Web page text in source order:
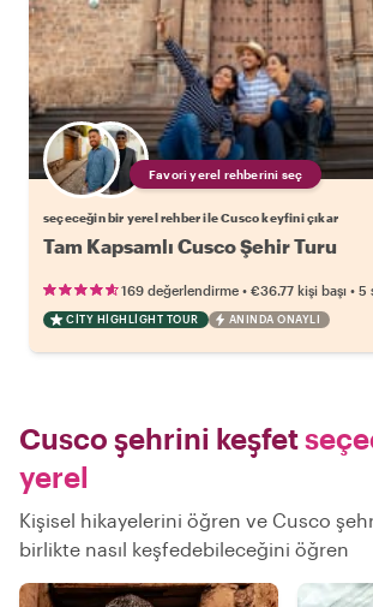
Favori yerel rehberini seç
seçeceğin bir yerel rehber ile Cusco keyfini çıkar
Tam Kapsamlı Cusco Şehir Turu
169 değerlendirme • €36.77 kişi başı • 5
CITY HIGHLIGHT TOUR ANINDA ONAYLI
Cusco şehrini keşfet
yerel
Kişisel hikayelerini öğren ve Cusco
birlikte nasıl keşfedebileceğini öğren